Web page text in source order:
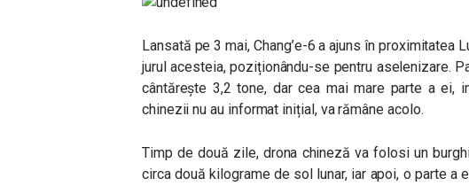
Lansată pe 3 mai, Chang’e-6 a ajuns în proximitatea
jurul acesteia, poziționându-se pentru aselenizare.
cântărește 3,2 tone, dar cea mai mare parte a ei,
chinezii nu au informat inițial, va rămâne acolo.
Timp de două zile, drona chineză va folosi un
circa două kilograme de sol lunar, iar apoi, o parte a